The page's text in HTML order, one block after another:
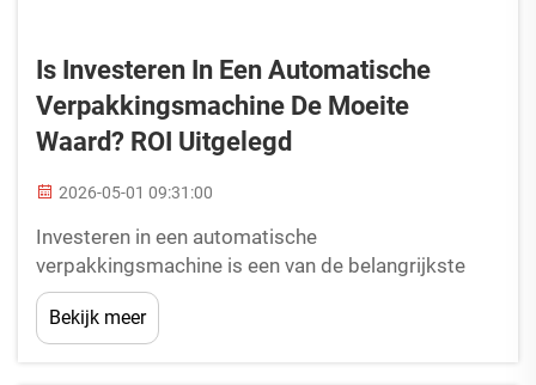
Is Investeren In Een Automatische
Verpakkingsmachine De Moeite
Waard? ROI Uitgelegd
2026-05-01 09:31:00
Investeren in een automatische
verpakkingsmachine is een van de belangrijkste
kapitaalbeslissingen waarmee productie- en
verpakkingsbedrijven vandaag de dag
geconfronteerd worden. De vraag is niet of
Bekijk meer